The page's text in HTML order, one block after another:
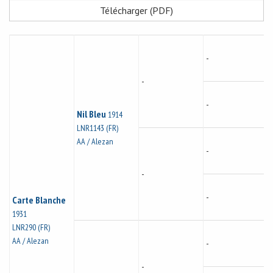
Télécharger (PDF)
Carte Blanche
1931
LNR290 (FR)
AA / Alezan
Nil Bleu 1914
LNR1143 (FR)
AA / Alezan
-
-
-
-
-
-
-
-